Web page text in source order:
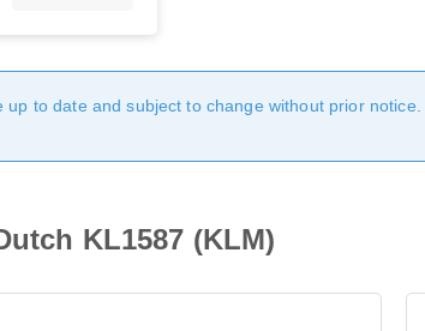
to date and subject to change without prior
KL1587 (KLM)